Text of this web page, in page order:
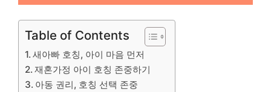
Table of Contents
새아빠 호칭, 아이 마음 먼저
재혼가정 아이 호칭 존중하기
아동 권리, 호칭 선택 존중